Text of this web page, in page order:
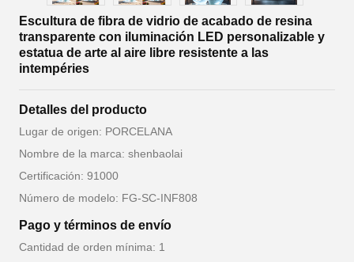
Escultura de fibra de vidrio de acabado de resina
transparente con iluminación LED personalizable y
estatua de arte al aire libre resistente a las
intempéries
Detalles del producto
Lugar de origen: PORCELANA
Nombre de la marca: shenbaolai
Certificación: 91000
Número de modelo: FG-SC-INF808
Pago y términos de envío
Cantidad de orden mínima: 1